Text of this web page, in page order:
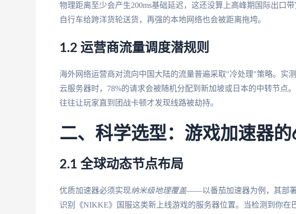
物理距离至少会产生200ms基础延迟，这还没算上高峰期国际出口
自行车给跨洋货轮送货，再强的本地网络也会被距离拖垮。
1.2 运营商流量调度潜规则
海外网络运营商对流向中国大陆的流量普遍采取"冷处理"策略。实
云服务器时，78%的请求会被随机分配到新加坡或日本的中转节点
往往让玩家直到团战卡顿才发现线路被劫持。
二、科学选型：游戏加速器
2.1 全球动态节点布局
优质加速器必须实现纳米级地理覆盖——以番茄加速器为例，其部
识别《NIKKE》国服这类新上线游戏的服务器位置。当检测到你在